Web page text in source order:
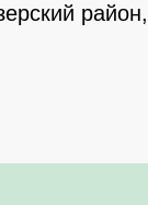
район,